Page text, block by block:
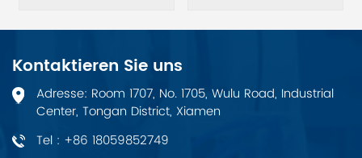
380 V, Leistung 15 kW.
Kontaktieren Sie uns
Adresse: Room 1707, No. 1705, Wulu Road, Industrial
Center, Tongan District, Xiamen
Tel : +86 18059852749